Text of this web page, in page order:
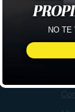
NO TE